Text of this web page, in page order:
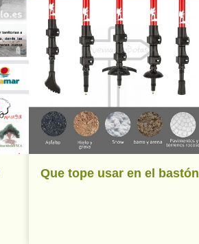
Que tope usar en el bastón